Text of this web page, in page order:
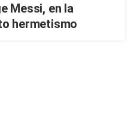
Messi, en la
hermetismo